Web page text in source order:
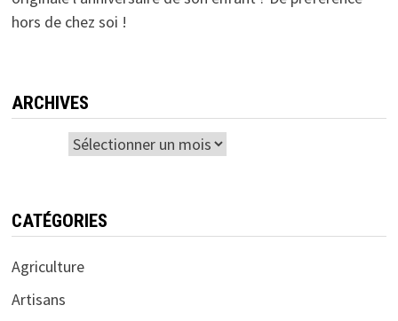
hors de chez soi !
ARCHIVES
CATÉGORIES
Agriculture
Artisans